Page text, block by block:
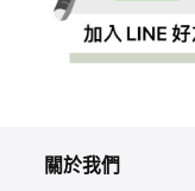
關於我們